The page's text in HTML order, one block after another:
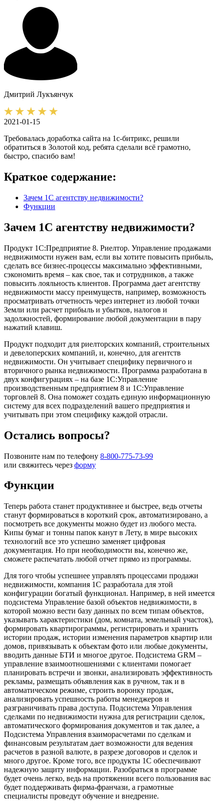
Дмитрий Лукъянчук
2021-01-15
Требовалась доработка сайта на 1с-битрикс, решили
обратиться в Золотой код, ребята сделали всё грамотно,
быстро, спасибо вам!
Краткое содержание:
Зачем 1С агентству недвижимости?
Функции
Зачем 1С агентству недвижимости?
Продукт 1С:Предприятие 8. Риелтор. Управление продажами
недвижимости нужен вам, если вы хотите повысить прибыль,
сделать все бизнес-процессы максимально эффективными,
сэкономить время – как свое, так и сотрудников, а также
повысить лояльность клиентов. Программа дает агентству
недвижимости массу преимуществ, например, возможность
просматривать отчетность через интернет из любой точки
Земли или расчет прибыль и убытков, налогов и
задолжностей, формирование любой документации в пару
нажатий клавиш.
Продукт подходит для риелторских компаний, строительных
и девелоперских компаний, и, конечно, для агентств
недвижимости. Он учитывает специфику первичного и
вторичного рынка недвижимости. Программа разработана в
двух конфигурациях – на базе 1С:Управление
производственным предприятием 8 и 1С:Управление
торговлей 8. Она поможет создать единую информационную
систему для всех подразделений вашего предприятия и
учитывать при этом специфику каждой отрасли.
Остались вопросы?
Позвоните нам по телефону 8-800-775-73-99
или свяжитесь через форму
Функции
Теперь работа станет продуктивнее и быстрее, ведь отчеты
станут формироваться в короткий срок, автоматизировано, а
посмотреть все документы можно будет из любого места.
Кипы бумаг и тонны папок канут в Лету, в мире высоких
технологий все это успешно заменяет цифровая
документация. Но при необходимости вы, конечно же,
сможете распечатать любой отчет прямо из программы.
Для того чтобы успешнее управлять процессами продажи
недвижимости, компания 1С разработала для этой
конфигурации богатый функционал. Например, в ней имеется
подсистема Управление базой объектов недвижимости, в
которой можно вести базу данных по всем типам объектов,
указывать характеристики (дом, комната, земельный участок),
формировать квартирограммы, регистрировать и хранить
истории продаж, истории изменения параметров квартир или
домов, привязывать к объектам фото или любые документы,
вводить данные БТИ и многое другое. Подсистема GRM –
управление взаимоотношениями с клиентами помогает
планировать встречи и звонки, анализировать эффективность
рекламы, размещать объявления как в ручном, так и в
автоматическом режиме, строить воронку продаж,
анализировать успешность работы менеджеров и
разграничивать права доступа. Подсистема Управления
сделками по недвижимости нужна для регистрации сделок,
автоматического формирования документов и так далее, а
Подсистема Управления взаиморасчетами по сделкам и
финансовым результатам дает возможности для ведения
расчетов в разной валюте, в разрезе договоров и сделок и
много другое. Кроме того, все продукты 1С обеспечивают
надежную защиту информации. Разобраться в программе
будет очень легко, ведь на протяжении всего пользования вас
будет поддерживать фирма-франчази, а грамотные
специалисты проведут обучение и внедрение.